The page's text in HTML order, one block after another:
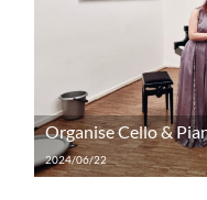
Organise Cello &
2024/06/22